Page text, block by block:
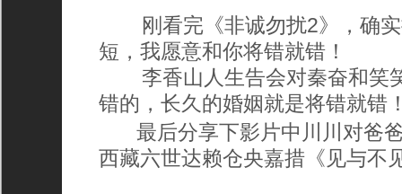
刚看完《非诚勿扰2》，确实
短，我愿意和你将错就错！
李香山人生告会对秦奋和笑
错的，长久的婚姻就是将错就错
最后分享下影片中川川对爸
西藏六世达赖仓央嘉措《见与不